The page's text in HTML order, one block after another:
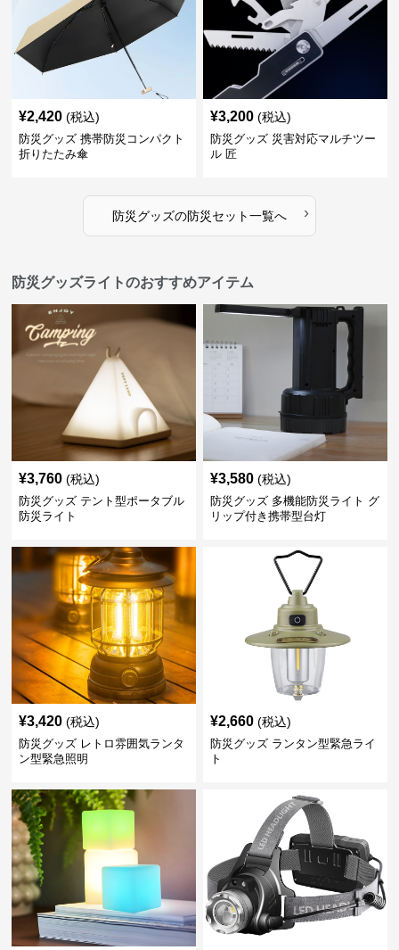
¥2,420 (税込)
防災グッズ 携帯防災コンパクト
折りたたみ傘
¥3,200 (税込)
防災グッズ 災害対応マルチツー
ル 匠
防災グッズの防災セット一覧へ ›
防災グッズライトのおすすめアイテム
¥3,760 (税込)
防災グッズ テント型ポータブル
防災ライト
¥3,580 (税込)
防災グッズ 多機能防災ライト グ
リップ付き携帯型台灯
¥3,420 (税込)
防災グッズ レトロ雰囲気ランタ
ン型緊急照明
¥2,660 (税込)
防災グッズ ランタン型緊急ライ
ト